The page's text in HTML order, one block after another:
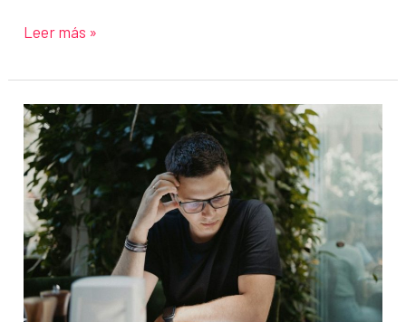
Cómo
una
presentación
por
videollamada
y
captar
la
atención
al
instante
Leer más »